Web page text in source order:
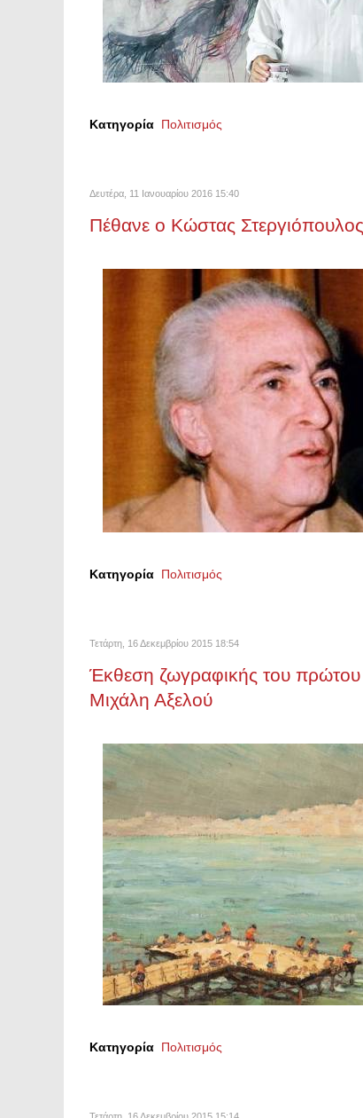
Κατηγορία Πολιτισμός
Δευτέρα, 11 Ιανουαρίου 2016 15:40
Πέθανε ο Κώστας Στεργιόπουλος
Κατηγορία Πολιτισμός
Τετάρτη, 16 Δεκεμβρίου 2015 18:54
Έκθεση ζωγραφικής του πρώτου
Μιχάλη Αξελού
Κατηγορία Πολιτισμός